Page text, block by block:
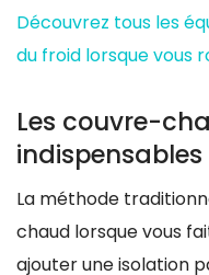
Découvrez tous les
du froid lorsque vous
Les couvre-
indispensables
La méthode
chaud lorsque vous
ajouter une isolation